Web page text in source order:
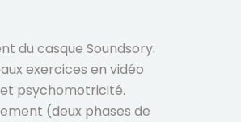
du casque Soundsory.
exercices en vidéo
psychomotricité.
(deux phases de